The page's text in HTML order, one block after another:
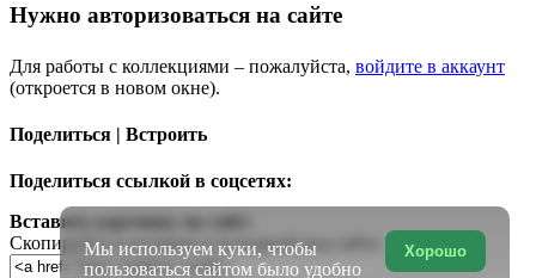
Нужно авторизоваться на сайте
Для работы с коллекциями – пожалуйста, войдите в аккаунт
(откроется в новом окне).
Поделиться | Встроить
Поделиться ссылкой в соцсетях:
Вставить картинку на сайт:
Скопируйте и вставьте в исходный код сайта
Хорошо
Мы используем куки, чтобы
пользоваться сайтом было удобно